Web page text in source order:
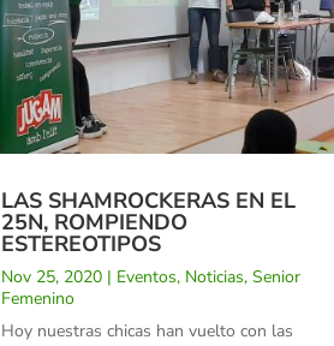
LAS SHAMROCKERAS EN EL
25N, ROMPIENDO
ESTEREOTIPOS
Nov 25, 2020 | Eventos, Noticias,Senior
Femenino
Hoy nuestras chicas han vuelto con las